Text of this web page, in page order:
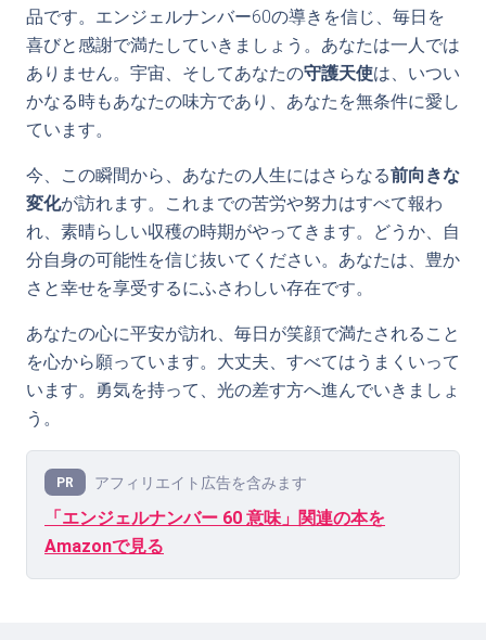
品です。エンジェルナンバー60の導きを信じ、毎日を
喜びと感謝で満たしていきましょう。あなたは一人では
ありません。宇宙、そしてあなたの守護天使は、いつい
かなる時もあなたの味方であり、あなたを無条件に愛し
ています。
今、この瞬間から、あなたの人生にはさらなる前向きな
変化が訪れます。これまでの苦労や努力はすべて報わ
れ、素晴らしい収穫の時期がやってきます。どうか、自
分自身の可能性を信じ抜いてください。あなたは、豊か
さと幸せを享受するにふさわしい存在です。
あなたの心に平安が訪れ、毎日が笑顔で満たされること
を心から願っています。大丈夫、すべてはうまくいって
います。勇気を持って、光の差す方へ進んでいきましょ
う。
PR アフィリエイト広告を含みます
「エンジェルナンバー 60 意味」関連の本を
Amazonで見る